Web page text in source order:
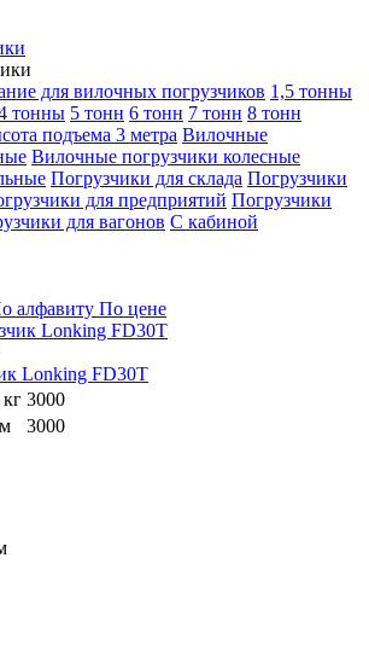
для вилочных погрузчиков 1,5 тонны
тонны 5 тонн 6 тонн 7 тонн 8 тонн
подъема 3 метра Вилочные
Вилочные погрузчики колесные
Погрузчики для склада Погрузчики
для предприятий Погрузчики
для вагонов С кабиной
алфавиту По цене
Lonking FD30T
3000
3000